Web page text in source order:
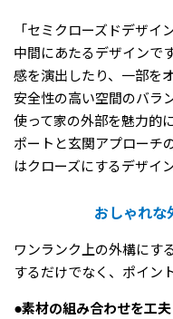
「セミクローズドデザイ
中間にあたるデザインで
感を演出したり、一部を
安全性の高い空間のバラ
使って家の外部を魅力的
ポートと玄関アプローチ
はクローズにするデザイン
おしゃれな
ワンランク上の外構にす
するだけでなく、ポイン
●素材の組み合わせを工